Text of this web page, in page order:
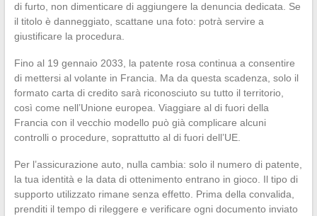
di furto, non dimenticare di aggiungere la denuncia dedicata. Se
il titolo è danneggiato, scattane una foto: potrà servire a
giustificare la procedura.
Fino al 19 gennaio 2033, la patente rosa continua a consentire
di mettersi al volante in Francia. Ma da questa scadenza, solo il
formato carta di credito sarà riconosciuto su tutto il territorio,
così come nell’Unione europea. Viaggiare al di fuori della
Francia con il vecchio modello può già complicare alcuni
controlli o procedure, soprattutto al di fuori dell’UE.
Per l’assicurazione auto, nulla cambia: solo il numero di patente,
la tua identità e la data di ottenimento entrano in gioco. Il tipo di
supporto utilizzato rimane senza effetto. Prima della convalida,
prenditi il tempo di rileggere e verificare ogni documento inviato